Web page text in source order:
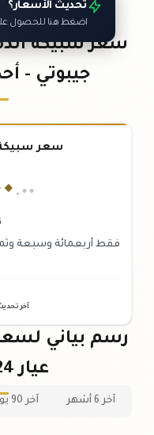
تحديث الأسعار؟
اضغط هنا للحصول
جيبوتي -
سعر سبيكة
.٠٠
فقط أربعمائة وسبعة
آخر
عيار 24 في جيبوتي
آخر 6 أشهر آخر 90 يوم